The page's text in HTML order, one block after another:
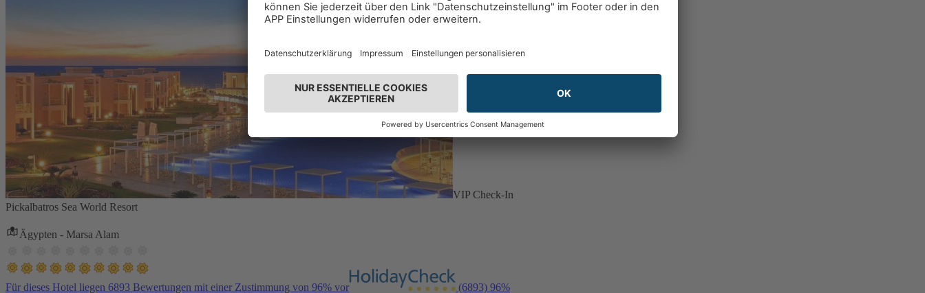
VIP Check-In
Pickalbatros Sea World Resort
Ägypten - Marsa Alam
Für dieses Hotel liegen 6893 Bewertungen mit einer Zustimmung von 96% vor (6893) 96%